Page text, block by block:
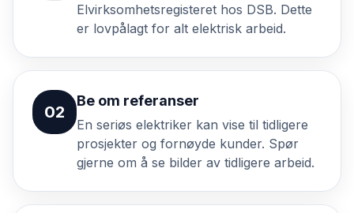
Elvirksomhetsregisteret hos DSB. Dette
er lovpålagt for alt elektrisk arbeid.
02
Be om referanser
En seriøs elektriker kan vise til tidligere
prosjekter og fornøyde kunder. Spør
gjerne om å se bilder av tidligere arbeid.